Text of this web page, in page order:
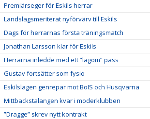
Premiärseger för Eskils herrar
Landslagsmeriterat nyförvärv till Eskils
Dags för herrarnas första träningsmatch
Jonathan Larsson klar för Eskils
Herrarna inledde med ett ”lagom” pass
Gustav fortsätter som fysio
Eskilslagen genrepar mot BoIS och Husqvarna
Mittbackstalangen kvar i moderklubben
”Dragge” skrev nytt kontrakt